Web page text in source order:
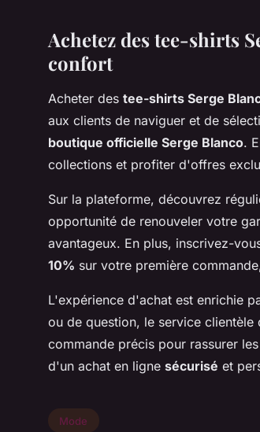
Achetez des tee-shirts
confort
Acheter des tee-shirts Serge
aux clients de naviguer et de
boutique officielle Serge Blanco.
collections et profiter d'offres
Sur la plateforme, découvrez
opportunité de renouveler votre
avantageux. En plus, inscrivez-
10% sur votre première
L'expérience d'achat est enrichie
ou de question, le service
commande précis pour rassurer
d'un achat en ligne sécurisé et
Mode